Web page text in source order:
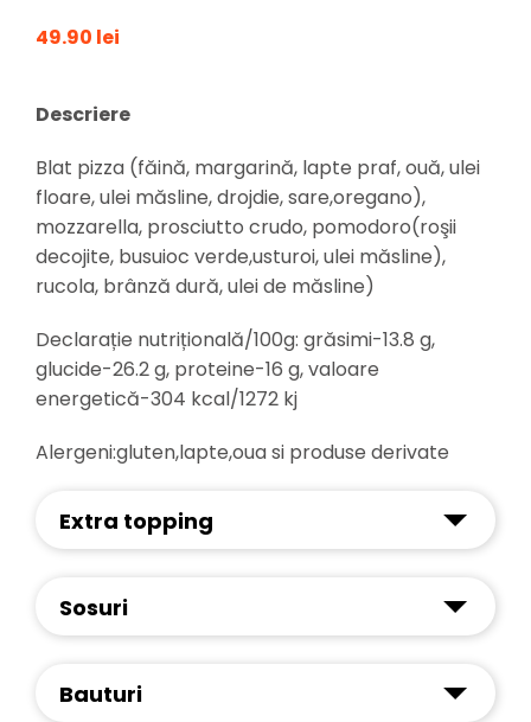
49.90 lei
Descriere
Blat pizza (făină, margarină, lapte praf, ouă, ulei
floare, ulei măsline, drojdie, sare,oregano),
mozzarella, prosciutto crudo, pomodoro(roşii
decojite, busuioc verde,usturoi, ulei măsline),
rucola, brânză dură, ulei de măsline)
Declarație nutrițională/100g: grăsimi-13.8 g,
glucide-26.2 g, proteine-16 g, valoare
energetică-304 kcal/1272 kj
Alergeni:gluten,lapte,oua si produse derivate
Extra topping
Sosuri
Bauturi